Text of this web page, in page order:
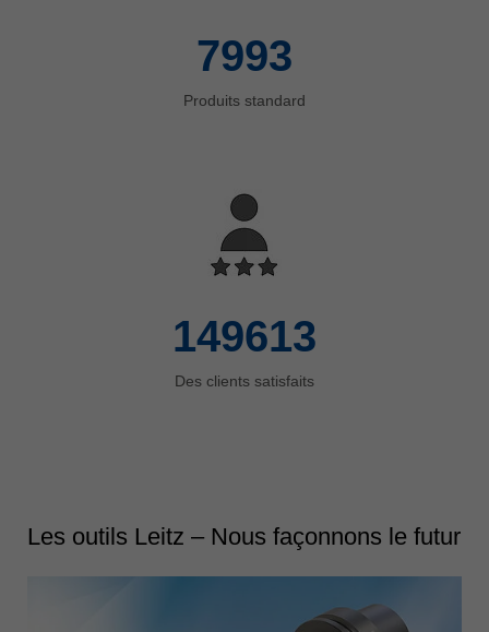
8000
Produits standard
150000
Des clients satisfaits
Les outils Leitz – Nous façonnons le futur